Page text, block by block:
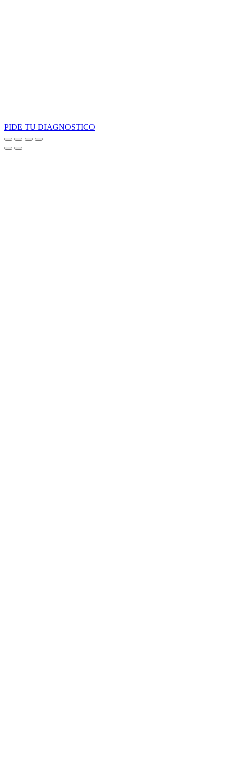
PIDE TU DIAGNOSTICO